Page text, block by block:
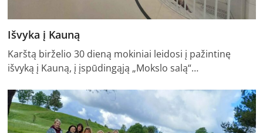
Išvyka į Kauną
Karštą birželio 30 dieną mokiniai leidosi į pažintinę
išvyką į Kauną, į įspūdingąją „Mokslo salą“…